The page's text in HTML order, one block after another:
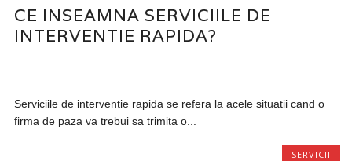
CE INSEAMNA SERVICIILE DE
INTERVENTIE RAPIDA?
Serviciile de interventie rapida se refera la acele situatii cand o
firma de paza va trebui sa trimita o...
SERVICII